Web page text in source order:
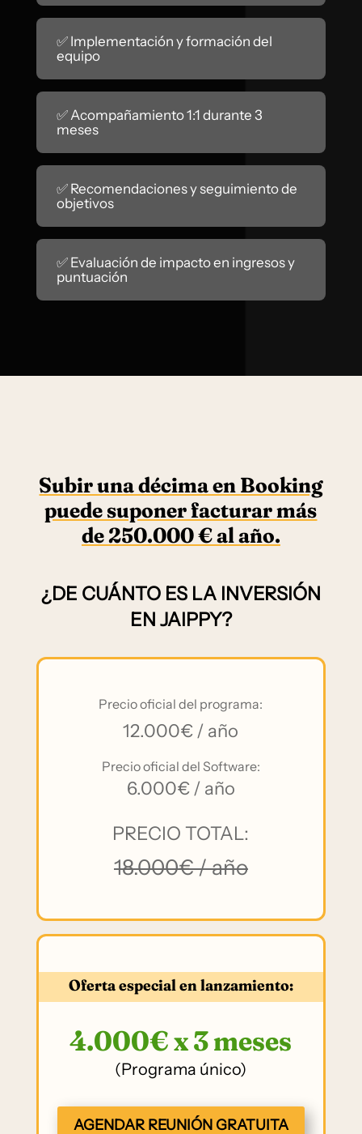
✅ Implementación y formación del
equipo
✅ Acompañamiento 1:1 durante 3
meses
✅ Recomendaciones y seguimiento de
objetivos
✅ Evaluación de impacto en ingresos y
puntuación
Subir una décima en Booking
puede suponer facturar más
de 250.000 € al año.
¿DE CUÁNTO ES LA INVERSIÓN
EN JAIPPY?
Precio oficial del programa:
12.000€ / año
Precio oficial del Software:
6.000€ / año
PRECIO TOTAL:
18.000€ / año
Oferta especial en lanzamiento:
4.000€x 3 meses
(Programa único)
AGENDAR REUNIÓN GRATUITA